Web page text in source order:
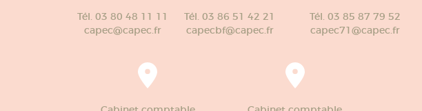
Tél. 03 80 48 11 11
capec@capec.fr
Tél. 03 86 51 42 21
capecbf@capec.fr
Tél. 03 85 87 79 52
capec71@capec.fr